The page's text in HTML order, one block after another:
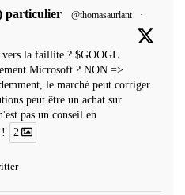
particulier @thomasaurlant
·
la faillite ? $GOOGL
Microsoft ? NON =>
le marché peut corriger
peut être un achat sur
pas un conseil en
2